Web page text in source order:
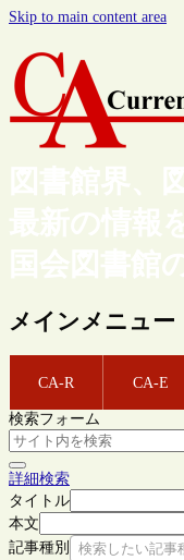
Skip to main content area
図書館界、
最新の情報
国会図書館
メインメニュー
CA-R CA-E
検索フォーム
詳細検索
タイトル
本文
記事種別
検索したい記事